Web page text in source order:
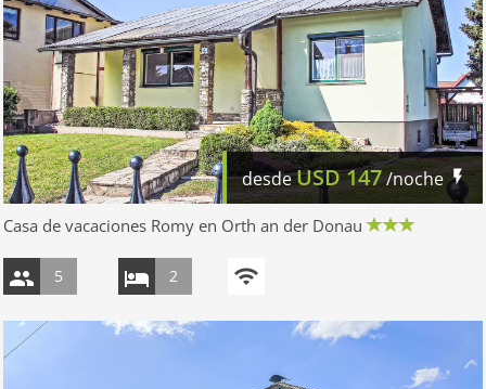
desdeUSD147/noche
Casa de vacaciones Romy en Orth an der Donau
5 2